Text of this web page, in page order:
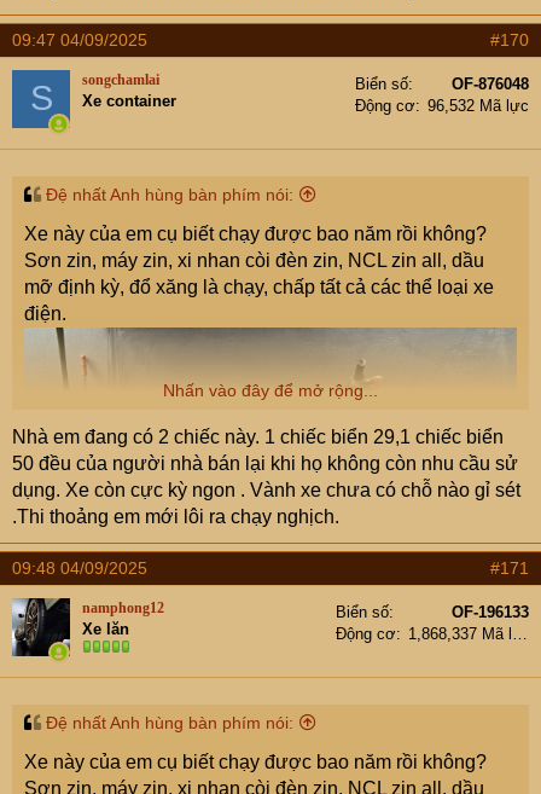
09:47 04/09/2025 #170
S songchamlai
Xe container
Biển số
OF-876048
Động cơ
96,532 Mã lực
Đệ nhất Anh hùng bàn phím nói:
Xe này của em cụ biết chạy được bao năm rồi không?
Sơn zin, máy zin, xi nhan còi đèn zin, NCL zin all, dầu
mỡ định kỳ, đổ xăng là chạy, chấp tất cả các thể loại xe
điện.
Nhấn vào đây để mở rộng...
Nhà em đang có 2 chiếc này. 1 chiếc biển 29,1 chiếc biển
50 đều của người nhà bán lại khi họ không còn nhu cầu sử
dụng. Xe còn cực kỳ ngon . Vành xe chưa có chỗ nào gỉ sét
.Thi thoảng em mới lôi ra chạy nghịch.
09:48 04/09/2025 #171
namphong12
Xe lăn
Biển số
OF-196133
Động cơ
Đệ nhất Anh hùng bàn phím nói:
Xe này của em cụ biết chạy được bao năm rồi không?
Sơn zin, máy zin, xi nhan còi đèn zin, NCL zin all, dầu